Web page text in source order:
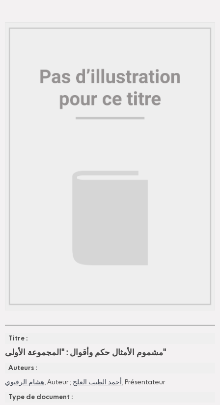
Titre :
مشموم الأمثال حكم وأقوال : "المجموعة الأولى"
Auteurs :
هشام الرقيوي, Auteur ; أحمد الطيب العلج , Présentateur
Type de document :